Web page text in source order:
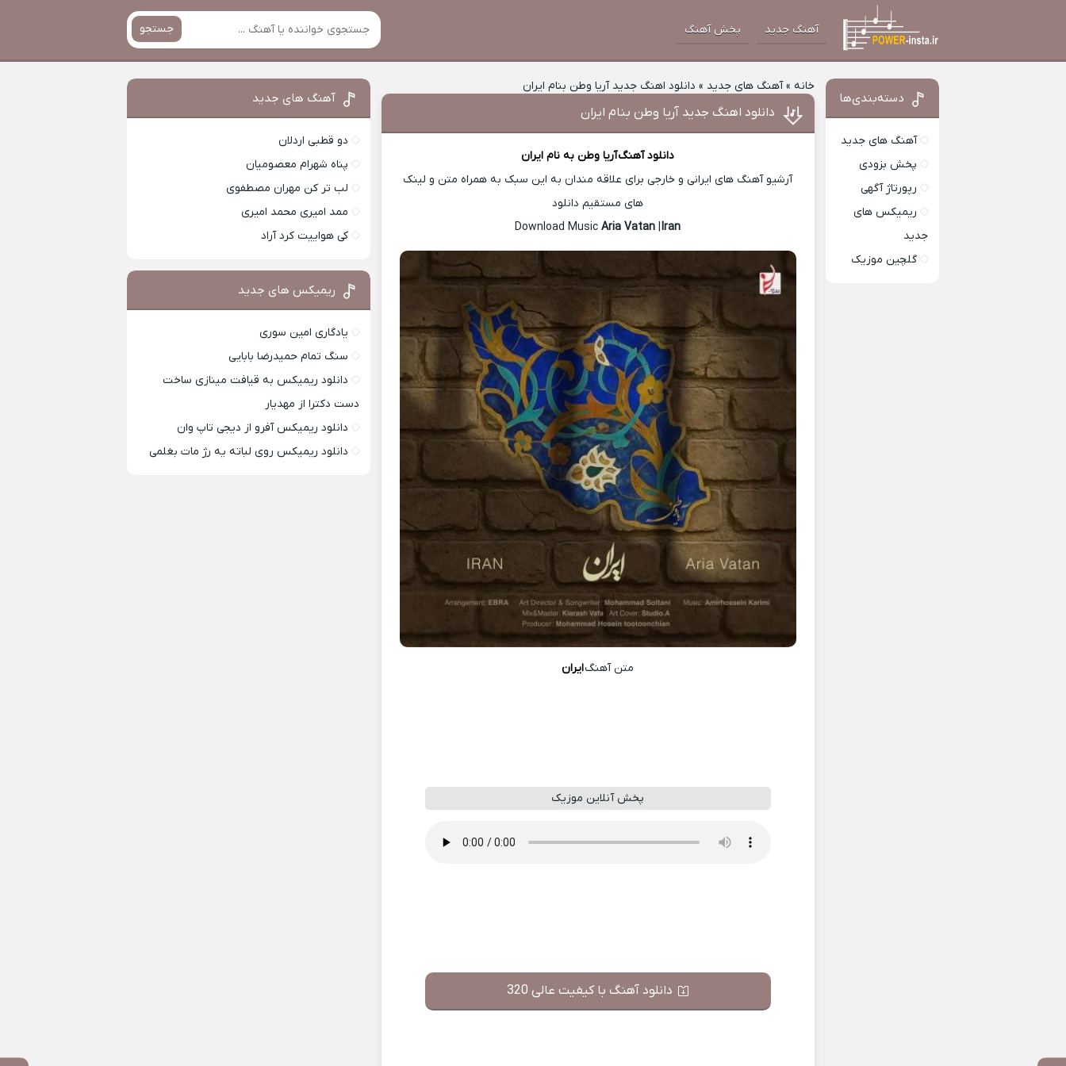
آهنگ جدید پخش آهنگ جستجو
خانه »آهنگ های جدید » دانلود اهنگ جدید آریا وطن بنام ایران
دانلود اهنگ جدید آریا وطن بنام ایران
دانلود آهنگآریا وطنبه نام ایران
آرشیو آهنگ های ایرانی و خارجی برای علاقه مندان به این سبک به همراه متن و لینک
های مستقیم دانلود
Download Music
Aria Vatan|Iran
متن آهنگایران
پخش آنلاین موزیک
دانلود آهنگ با کیفیت عالی 320
دسته‌بندی‌ها
آهنگ های جدید
پخش بزودی
رپورتاژ آگهی
ریمیکس های
جدید
گلچین موزیک
آهنگ های جدید
دو قطبی اردلان
پناه شهرام معصومیان
لب تر کن مهران مصطفوی
ممد امیری محمد امیری
کی هواییت کرد آراد
ریمیکس های جدید
یادگاری امین سوری
سنگ تمام حمیدرضا بابایی
دانلود ریمیکس به قیافت مینازی ساخت
دست دکترا از مهدیار
دانلود ریمیکس آفرو از ديجی تاپ وان
دانلود ریمیکس روی لباته یه رژ مات بغلمی